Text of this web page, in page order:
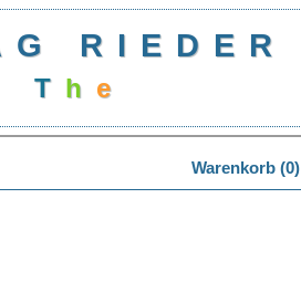
RIEDER
Th ea
Warenkorb (0)